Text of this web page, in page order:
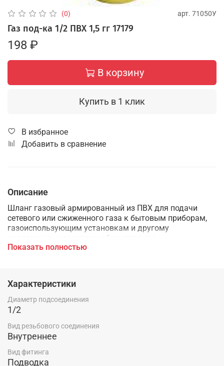
(0) арт. 71050У
Газ под-ка 1/2 ПВХ 1,5 гг 17179
198 ₽
В корзину
Купить в 1 клик
В избранное
Добавить в сравнение
Описание
Шланг газовый армированный из ПВХ для подачи
сетевого или сжиженного газа к бытовым приборам,
газоиспользующим установкам и другому
аналогичному газовому оборудованию.
армирован полиэфирной нитью.
Рекомендуемый диапазон рабочих температур: -20 /
+80 С, максимальная допустимая температура
нагрева шланга +120 С, материал шланга - не горючий,
самозатухающий ПВХ, также выполняющий функции
диэлектрика.
При использовании данного шланга для подключения
Показать полностью
Характеристики
Диаметр подсоединения
1/2
Вид резьбового соединения
Внутреннее
Вид фитинга
Подводка